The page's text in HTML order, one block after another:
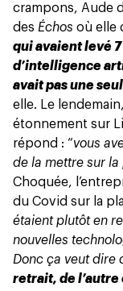
crampons, Aude
des Échos où elle
qui avaient levé
d’intelligence
avait pas une
elle. Le
étonnement sur
répond : “vous
de la mettre sur la
Choquée,
du Covid sur la
étaient plutôt en
nouvelles
Donc ça veut dire
retrait, de